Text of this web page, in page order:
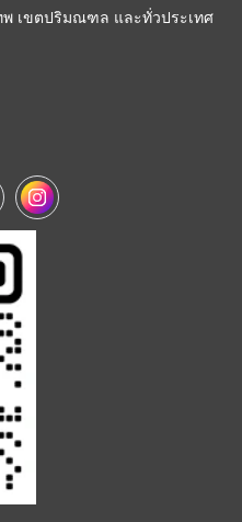
พ เขตปริมณฑล และทั่วประเทศ